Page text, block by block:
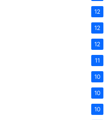
12
12
12
11
10
10
10